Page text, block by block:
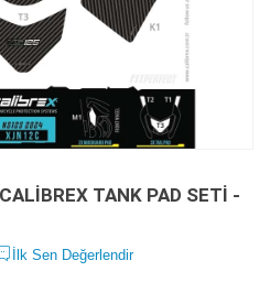
TANK PAD SETİ -
İlk Sen Değerlendir